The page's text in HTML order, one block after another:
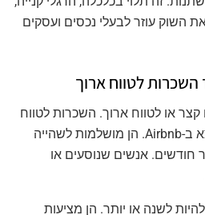
השוק עוזר לבעלי נכסים ועסקים
לטווח ארוך
קצר או לטווח ארוך. השכרות לטווח
קצר דומות למה שאתה מוצא ב-Airbnb. הן מושלמות לשהייה
אנשים שנוסעים או
לשנה או יותר. הן מציעות